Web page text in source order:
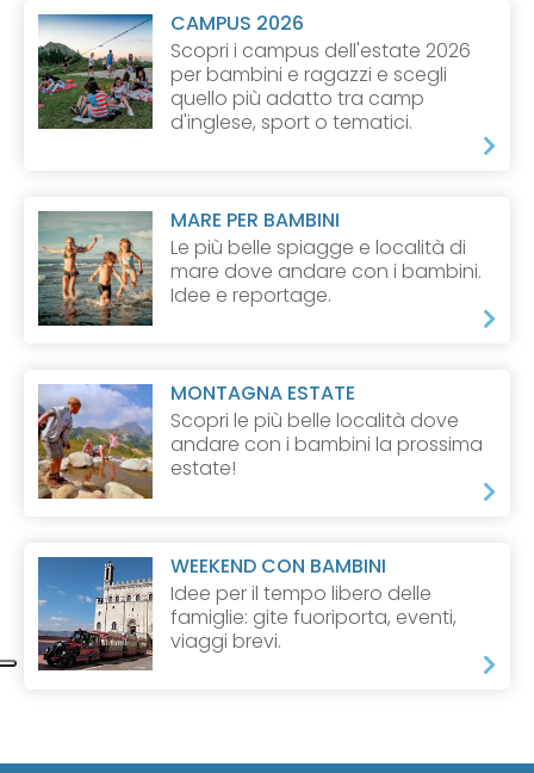
CAMPUS 2026
Scopri i campus dell'estate 2026
per bambini e ragazzi e scegli
quello più adatto tra camp
d'inglese, sport o tematici.
MARE PER BAMBINI
Le più belle spiagge e località di
mare dove andare con i bambini.
Idee e reportage.
MONTAGNA ESTATE
Scopri le più belle località dove
andare con i bambini la prossima
estate!
WEEKEND CON BAMBINI
Idee per il tempo libero delle
famiglie: gite fuoriporta, eventi,
viaggi brevi.